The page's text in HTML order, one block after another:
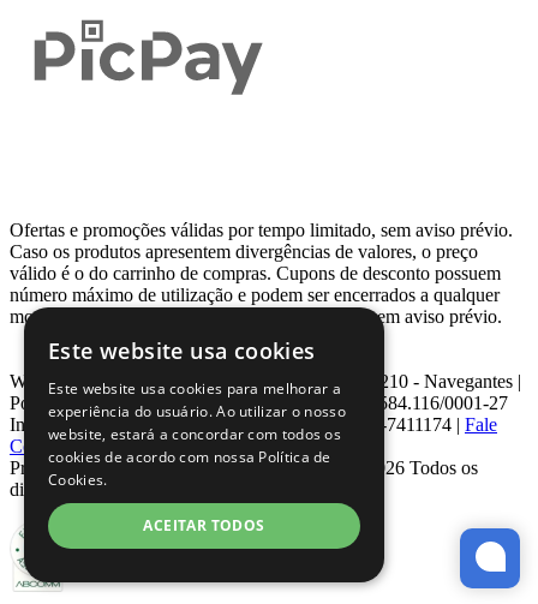
Ofertas e promoções válidas por tempo limitado, sem aviso prévio.
Caso os produtos apresentem divergências de valores, o preço
válido é o do carrinho de compras. Cupons de desconto possuem
número máximo de utilização e podem ser encerrados a qualquer
momento, de acordo com sua disponibilidade e sem aviso prévio.
Webcontinental LTDA | Travessa Venezuela, Nº 210 - Navegantes |
Porto Alegre - RS - CEP: 90.240-220 CNPJ: 08.584.116/0001-27
Inscrição Estadual: 0963171399 | Telefone: 0800-7411174 | Fale
Conosco|ouvidoria@webcontinental.com.br
Proibida reprodução total ou parcial | © 2007 - 2026 Todos os
direitos reservados - WebContinental
Este website usa cookies
Este website usa cookies para melhorar a
experiência do usuário. Ao utilizar o nosso
website, estará a concordar com todos os
cookies de acordo com nossa Política de
Cookies.
ACEITAR TODOS